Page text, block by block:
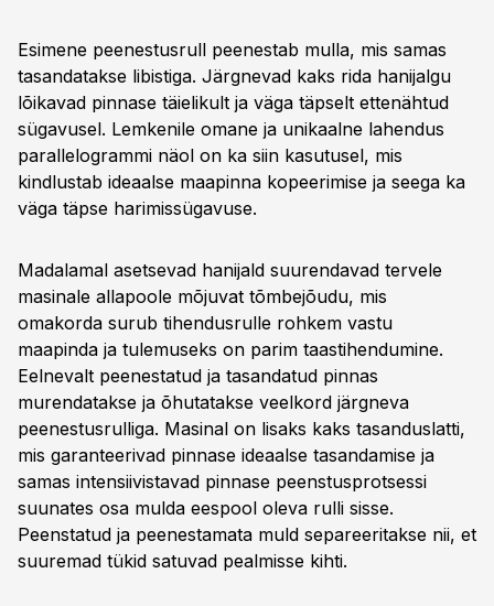
Esimene peenestusrull peenestab mulla, mis samas
tasandatakse libistiga. Järgnevad kaks rida hanijalgu
lõikavad pinnase täielikult ja väga täpselt ettenähtud
sügavusel. Lemkenile omane ja unikaalne lahendus
parallelogrammi näol on ka siin kasutusel, mis
kindlustab ideaalse maapinna kopeerimise ja seega ka
väga täpse harimissügavuse.
Madalamal asetsevad hanijald suurendavad tervele
masinale allapoole mõjuvat tõmbejõudu, mis
omakorda surub tihendusrulle rohkem vastu
maapinda ja tulemuseks on parim taastihendumine.
Eelnevalt peenestatud ja tasandatud pinnas
murendatakse ja õhutatakse veelkord järgneva
peenestusrulliga. Masinal on lisaks kaks tasanduslatti,
mis garanteerivad pinnase ideaalse tasandamise ja
samas intensiivistavad pinnase peenstusprotsessi
suunates osa mulda eespool oleva rulli sisse.
Peenstatud ja peenestamata muld separeeritakse nii, et
suuremad tükid satuvad pealmisse kihti.